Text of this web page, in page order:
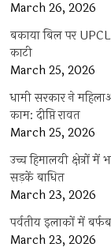
March 26, 2026
बकाया बिल पर
काटी
March 25, 2026
धामी सरकार ने
काम: दीप्ति रावत
March 25, 2026
उच्च हिमालयी क्षेत्रों
सड़कें बाधित
March 23, 2026
पर्वतीय इलाकों में
March 23, 2026